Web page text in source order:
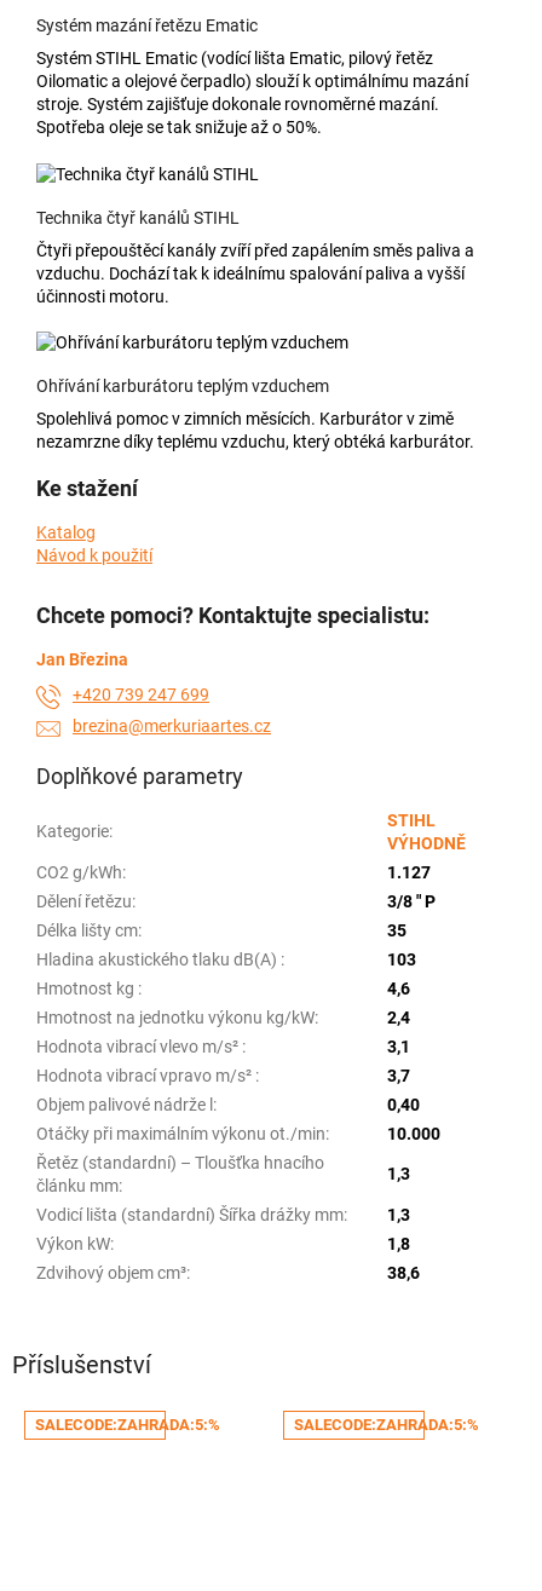
Příslušenství
SALECODE:ZAHRADA:5:% SALECODE:ZAHRADA:5:%
Systém mazání řetězu Ematic
Systém STIHL Ematic (vodící lišta Ematic, pilový řetěz
Oilomatic a olejové čerpadlo) slouží k optimálnímu mazání
stroje. Systém zajišťuje dokonale rovnoměrné mazání.
Spotřeba oleje se tak snižuje až o 50%.
Technika čtyř kanálů STIHL
Čtyři přepouštěcí kanály zvíří před zapálením směs paliva a
vzduchu. Dochází tak k ideálnímu spalování paliva a vyšší
účinnosti motoru.
Ohřívání karburátoru teplým vzduchem
Spolehlivá pomoc v zimních měsících. Karburátor v zimě
nezamrzne díky teplému vzduchu, který obtéká karburátor.
Ke stažení
Katalog
Návod k použití
Chcete pomoci? Kontaktujte specialistu:
Jan Březina
+420 739 247 699
brezina@merkuriaartes.cz
Doplňkové parametry
Kategorie:
STIHL
VÝHODNĚ
CO2 g/kWh:
1.127
Dělení řetězu:
3/8 " P
Délka lišty cm:
35
Hladina akustického tlaku dB(A) :
103
Hmotnost kg :
4,6
Hmotnost na jednotku výkonu kg/kW:
2,4
Hodnota vibrací vlevo m/s² :
3,1
Hodnota vibrací vpravo m/s² :
3,7
Objem palivové nádrže l :
0,40
Otáčky při maximálním výkonu ot./min:
10.000
Řetěz (standardní) – Tloušťka hnacího
článku mm:
1,3
Vodicí lišta (standardní) Šířka drážky mm:
1,3
Výkon kW:
1,8
Zdvihový objem cm³: 38,6